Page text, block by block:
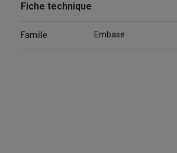
Fiche technique
Famille Embase